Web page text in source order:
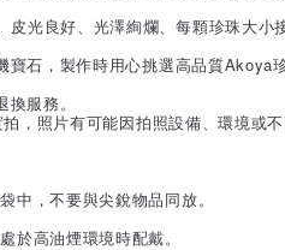
皮光良好、光澤絢爛、每顆珍珠大小
寶石，製作時用心挑選高品質Akoya
服務。
，照片有可能因拍照設備、環境或
中，不要與尖銳物品同放。
於高油煙環境時配戴。